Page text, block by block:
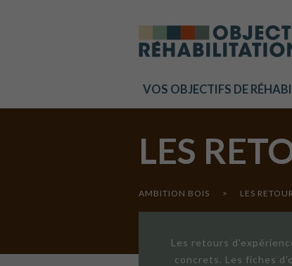
VOS OBJECTIFS DE
LES
AMBITION BOIS > LES
Les retours
concrets. Les fiches